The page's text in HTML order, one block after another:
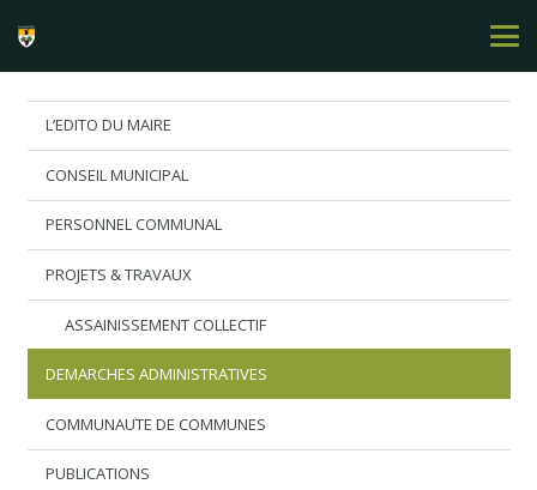
L’EDITO DU MAIRE
CONSEIL MUNICIPAL
PERSONNEL COMMUNAL
PROJETS & TRAVAUX
ASSAINISSEMENT COLLECTIF
DEMARCHES ADMINISTRATIVES
COMMUNAUTE DE COMMUNES
PUBLICATIONS